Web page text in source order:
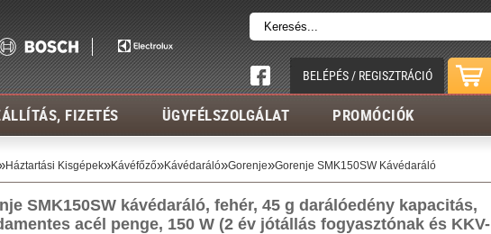
FIZETÉS ÜGYFÉLSZOLGÁLAT PROMÓCIÓK
BELÉPÉS / REGISZTRÁCIÓ
Háztartási Kisgépek»Kávéfőző»Kávédaráló»Gorenje»Gorenje SMK150SW Kávédaráló
SMK150SW kávédaráló, fehér, 45 g darálóedény kapacitás,
acél penge, 150 W (2 évjótállás fogyasztónak és KKV-